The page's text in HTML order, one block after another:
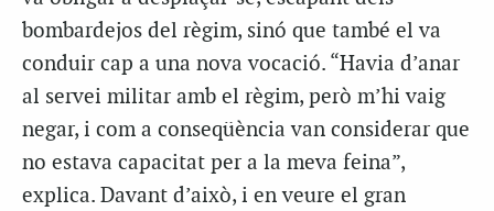
bombardejos del règim, sinó que també el va
conduir cap a una nova vocació. “Havia d’anar
al servei militar amb el règim, però m’hi vaig
negar, i com a conseqüència van considerar que
no estava capacitat per a la meva feina”,
explica. Davant d’això, i en veure el gran